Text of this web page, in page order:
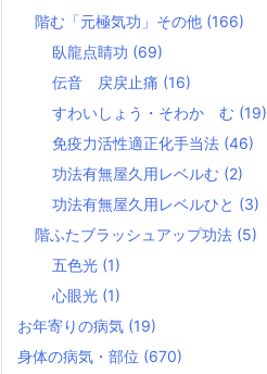
階む「元極気功」その他 (166)
臥龍点睛功 (69)
伝音 戻戻止痛 (16)
すわいしょう・そわか む (19)
免疫力活性適正化手当法 (46)
功法有無屋久用レベルむ (2)
功法有無屋久用レベルひと (3)
階ふたブラッシュアップ功法 (5)
五色光 (1)
心眼光 (1)
お年寄りの病気 (19)
身体の病気・部位 (670)